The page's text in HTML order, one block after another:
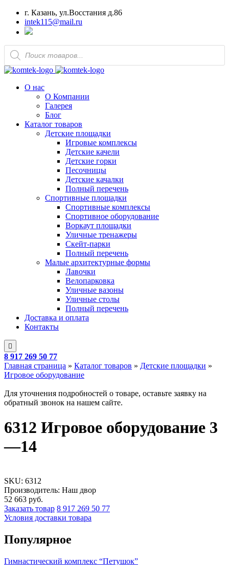
г. Казань, ул.Восстания д.86
intek115@mail.ru
Поиск
товаров
О нас
О Компании
Галерея
Блог
Каталог товаров
Детские площадки
Игровые комплексы
Детские качели
Детские горки
Песочницы
Детские качалки
Полный перечень
Спортивные площадки
Спортивные комплексы
Спортивное оборудование
Воркаут площадки
Уличные тренажеры
Скейт-парки
Полный перечень
Малые архитектурные формы
Лавочки
Велопарковка
Уличные вазоны
Уличные столы
Полный перечень
Доставка и оплата
Контакты
8 917 269 50 77
Главная страница » Каталог товаров » Детские площадки »
Игровое оборудование
Для уточнения подробностей о товаре, оставьте заявку на
обратный звонок на нашем сайте.
6312 Игровое оборудование 3
—14
SKU: 6312
Производитель: Наш двор
52 663 руб.
Заказать товар 8 917 269 50 77
Условия доставки товара
Популярное
Гимнастический комплекс “Петушок”